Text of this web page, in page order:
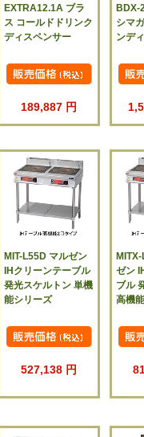
EXTRA12.1A ブラ
ス コールドドリンク
ディスペンサー
189,887 円
BDX-
シマ
ンデ
MIT-L55D マルゼン
IHクリーンテーブル
発光スケルトン 単機
能シリーズ
527,138 円
ゼン
ブル
高機